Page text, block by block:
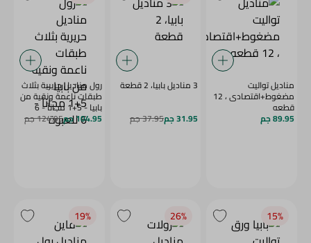
مناديل تواليت
مضغوط+اقتصادى ، 12
قطعه
89.95 جم
3 مناديل بابيا، 2 قطعة
31.95 جم 37.95 جم
رول مناديل حريرية بثلاث
طبقات ناعمة ونقية من
بابيا - 5+1 مجاناً - 6
للعبوة
104.95 جم 124.95 جم
15‎%‎
26‎%‎
19‎%‎